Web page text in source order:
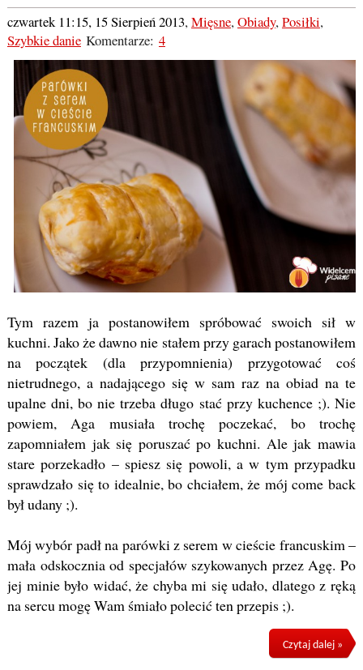
czwartek 11:15, 15 Sierpień 2013,Mięsne,Obiady,Posiłki,
Szybkie danieKomentarze: 4
Tym razem ja postanowiłem spróbować swoich sił w
kuchni. Jako że dawno nie stałem przy garach postanowiłem
na początek (dla przypomnienia) przygotować coś
nietrudnego, a nadającego się w sam raz na obiad na te
upalne dni, bo nie trzeba długo stać przy kuchence ;). Nie
powiem, Aga musiała trochę poczekać, bo trochę
zapomniałem jak się poruszać po kuchni. Ale jak mawia
stare porzekadło – spiesz się powoli, a w tym przypadku
sprawdzało się to idealnie, bo chciałem, że mój come back
był udany ;).
Mój wybór padł na parówki z serem w cieście francuskim –
mała odskocznia od specjałów szykowanych przez Agę. Po
jej minie było widać, że chyba mi się udało, dlatego z ręką
na sercu mogę Wam śmiało polecić ten przepis ;).
Czytaj dalej »